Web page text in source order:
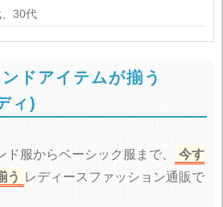
30代
ドアイテムが揃う
ィ)
ド服からベーシック服まで、
今す
う レディースファッション通販で